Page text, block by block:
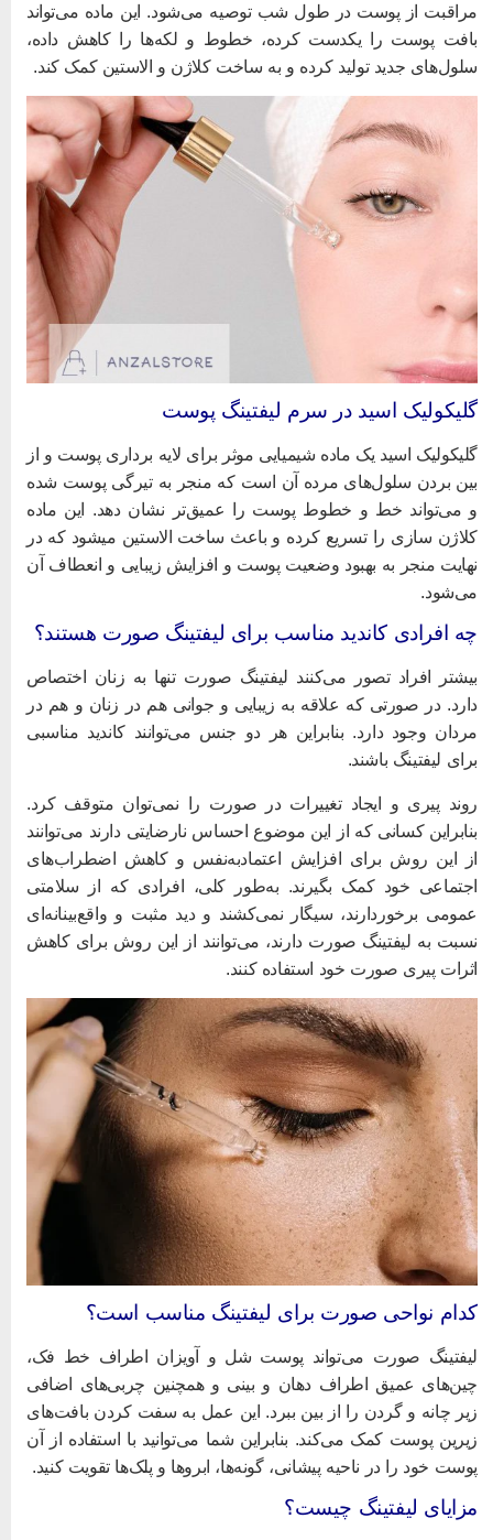
از پوست در طول شب توصیه می‌شود. این ماده می‌تواند
پوست را یکدست کرده، خطوط و لکه‌ها را کاهش داده،
جدید تولید کرده و به ساخت کلاژن و الاستین کمک کند.
اسید در سرم لیفتینگ پوست
اسید یک ماده شیمیایی موثر برای لایه برداری پوست و از
بردن سلول‌های مرده آن است که منجر به تیرگی پوست شده
می‌تواند خط و خطوط پوست را عمیق‌تر نشان دهد. این ماده
کلاژن سازی را تسریع کرده و باعث ساخت الاستین می‎شود که در
منجر به بهبود وضعیت پوست و افزایش زیبایی و انعطاف آن
افرادی کاندید مناسب برای لیفتینگ صورت هستند؟
افراد تصور می‌کنند لیفتینگ صورت تنها به زنان اختصاص
در صورتی که علاقه به زیبایی و جوانی هم در زنان و هم در
وجود دارد. بنابراین هر دو جنس می‌توانند کاندید مناسبی
لیفتینگ باشند.
پیری و ایجاد تغییرات در صورت را نمی‌توان متوقف کرد.
کسانی که از این موضوع احساس نارضایتی دارند می‌توانند
این روش برای افزایش اعتمادبه‌نفس و کاهش اضطراب‌های
خود کمک بگیرند. به‌طور کلی، افرادی که از سلامتی
برخوردارند، سیگار نمی‌کشند و دید مثبت و واقع‌بینانه‌ای
به لیفتینگ صورت دارند، می‌توانند از این روش برای کاهش
پیری صورت خود استفاده کنند.
نواحی صورت برای لیفتینگ مناسب است؟
صورت می‌تواند پوست شل و آویزان اطراف خط فک،
عمیق اطراف دهان و بینی و همچنین چربی‌های اضافی
چانه و گردن را از بین ببرد. این عمل به سفت کردن بافت‌های
پوست کمک می‌کند. بنابراین شما می‌توانید با استفاده از آن
خود را در ناحیه پیشانی، گونه‌ها، ابروها و پلک‌ها تقویت کنید.
لیفتینگ چیست؟